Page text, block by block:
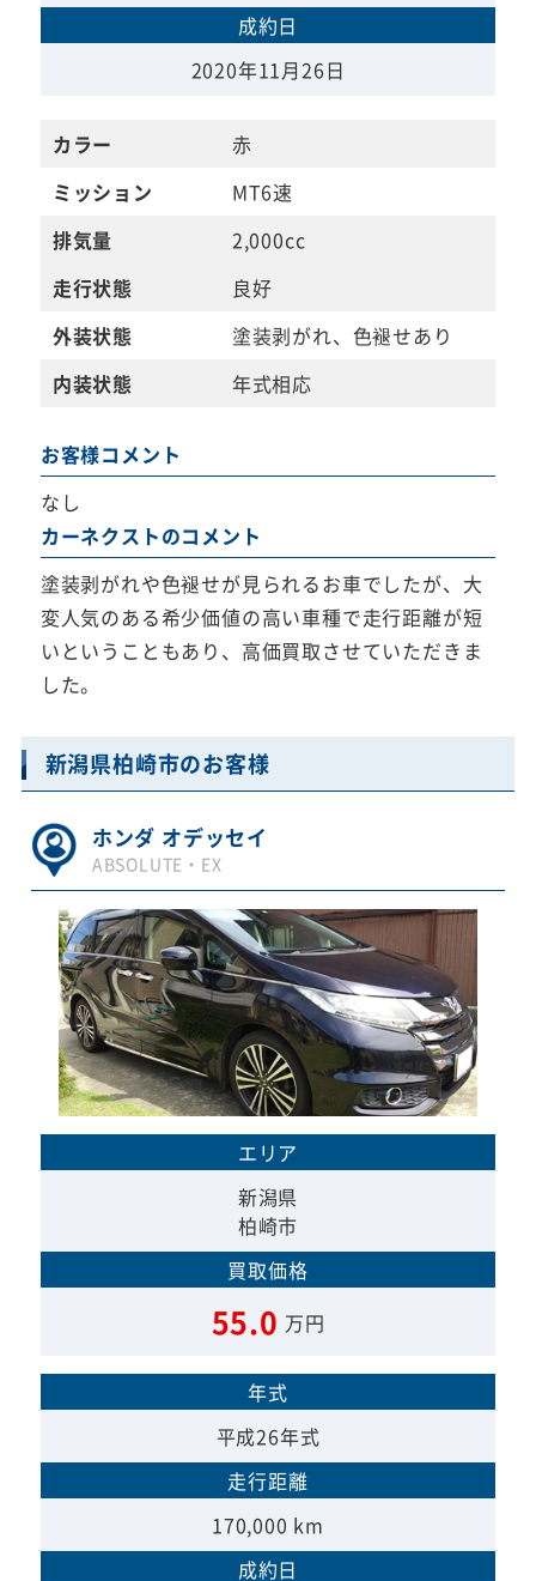
成約日
2020年11月26日
カラー
赤
ミッション
MT6速
排気量
2,000cc
走行状態
良好
外装状態
塗装剥がれ、色褪せあり
内装状態
年式相応
お客様コメント
なし
カーネクストのコメント
塗装剥がれや色褪せが見られるお車でしたが、大
変人気のある希少価値の高い車種で走行距離が短
いということもあり、高価買取させていただきま
した。
新潟県柏崎市のお客様
ホンダ オデッセイ
ABSOLUTE・EX
エリア
新潟県
柏崎市
買取価格
55.0 万円
年式
平成26年式
走行距離
170,000 km
成約日